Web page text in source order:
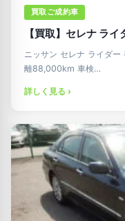
買取ご成約車
【買取】セレナ ライ
ニッサン セレナ ライダ
離88,000km 車検…
詳しく見る ›